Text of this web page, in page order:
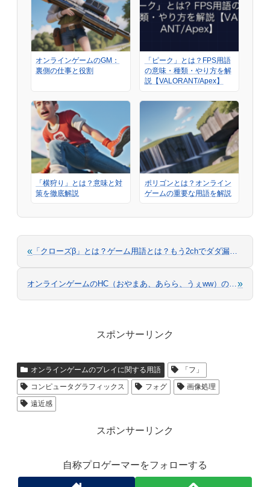
オンラインゲームのGM：
裏側の仕事と役割
「ピーク」とは？FPS用語
の意味・種類・やり方を解
説【VALORANT/Apex】
「横狩り」とは？意味と対
策を徹底解説
ポリゴンとは？オンライン
ゲームの重要な用語を解説
« 「クローズβ」とは？ゲーム用語とは？もう2chでダダ漏れ？
オンラインゲームのHC（おやまあ、あらら、うぇww）の意味を徹底解説»
スポンサーリンク
オンラインゲームのプレイに関する用語
「フ」
コンピュータグラフィックス
フォグ
画像処理
遠近感
スポンサーリンク
自称プロゲーマーをフォローする